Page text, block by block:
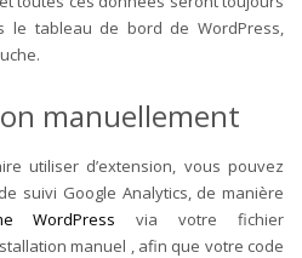
le tableau de bord de WordPress,
manuellement
utiliser d’extension, vous pouvez
suivi Google Analytics, de manière
WordPress via votre fichier
manuel , afin que votre code